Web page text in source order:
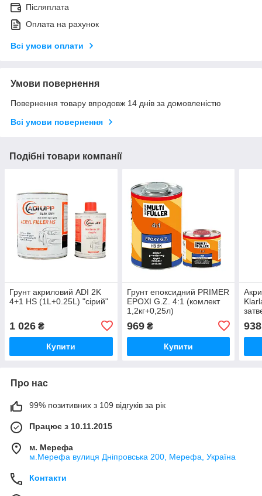
Післяплата
Оплата на рахунок
Всі умови оплати
Умови повернення
Повернення товару впродовж 14 днів за домовленістю
Всі умови повернення
Подібні товари компанії
Грунт акриловий ADI 2K
4+1 HS (1L+0.25L) "сірий"
1 026 ₴
Купити
Грунт епоксидний PRIMER
EPOXI G.Z. 4:1 (комлект
1,2кг+0,25л)
969₴
Купити
938
Про нас
99% позитивних з 109 відгуків за рік
Працює з 10.11.2015
м. Мерефа
м.Мерефа вулиця Дніпровська 200, Мерефа, Україна
Контакти